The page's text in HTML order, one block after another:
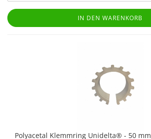
IN DEN WARENKORB
Polyacetal Klemmring Unidelta® - 50 mm